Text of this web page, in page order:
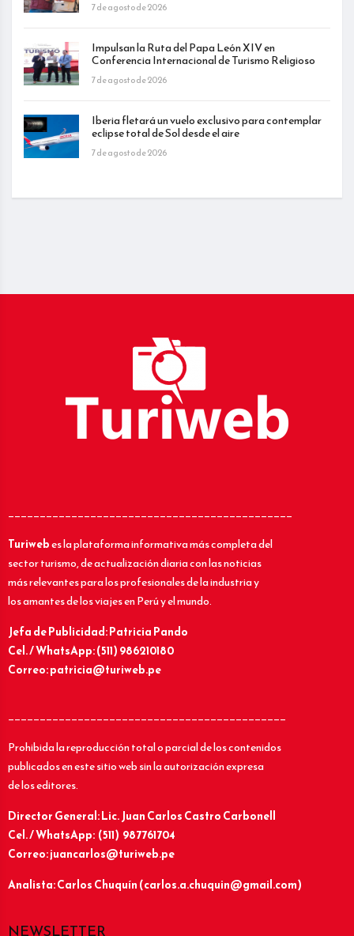
7 de agosto de 2026
Impulsan la Ruta del Papa León XIV en
Conferencia Internacional de Turismo Religioso
7 de agosto de 2026
Iberia fletará un vuelo exclusivo para contemplar
eclipse total de Sol desde el aire
7 de agosto de 2026
_____________________________________________
Turiwebes la plataforma informativa más completa del
sector turismo, de actualización diaria con las noticias
más relevantes para los profesionales de la industria y
los amantes de los viajes en Perú y el mundo.
Jefa de Publicidad: Patricia Pando
Cel. / WhatsApp: (511) 986210180
Correo: patricia@turiweb.pe
____________________________________________
Prohibida la reproducción total o parcial de los contenidos
publicados en este sitio web sin la autorización expresa
de los editores.
Director General: Lic.Juan Carlos Castro Carbonell
Cel. / WhatsApp: (511) 987761704
Correo: juancarlos@turiweb.pe
Analista: Carlos Chuquín (carlos.a.chuquin@gmail.com)
NEWSLETTER